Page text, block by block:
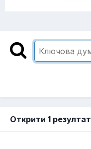
Открити 1 резултат